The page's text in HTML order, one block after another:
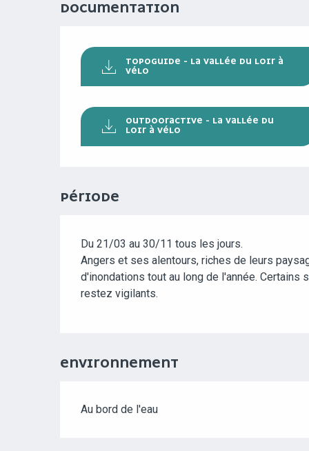
DOCUMENTATION
TOPOGUIDE - LA VALLÉE DU LOIR À
VÉLO
OUTDOORACTIVE - LA VALLÉE DU
LOIR À VÉLO
PÉRIODE
Du 21/03 au 30/11 tous les jours.
Angers et ses alentours, riches de leurs
d'inondations tout au long de l'année.
restez vigilants.
ENVIRONNEMENT
Au bord de l'eau